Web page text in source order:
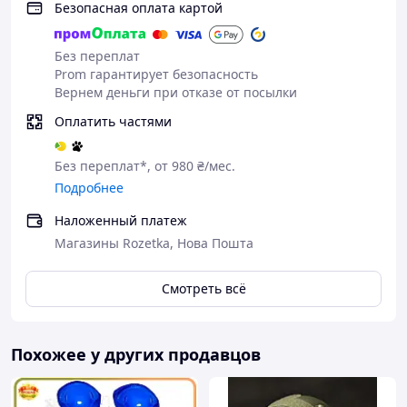
FAST, TOR-D, ACH MICHи других, имеющих
рельсыARCили Wendy LOK.
Индивидуальная настройка:
регулировать положение наушников по высоте,
степени прижатия к ушам и вращать их на
градусов, что гарантирует максимальное
удобство.
Безопасная оплата картой
Без переплат
Prom гарантирует безопасность
Вернем деньги при отказе от посылки
Оплатить частями
Без переплат*, от 980 ₴/мес.
Подробнее
Наложенный платеж
Магазины Rozetka, Нова Пошта
Смотреть всё
Похожее у других продавцов